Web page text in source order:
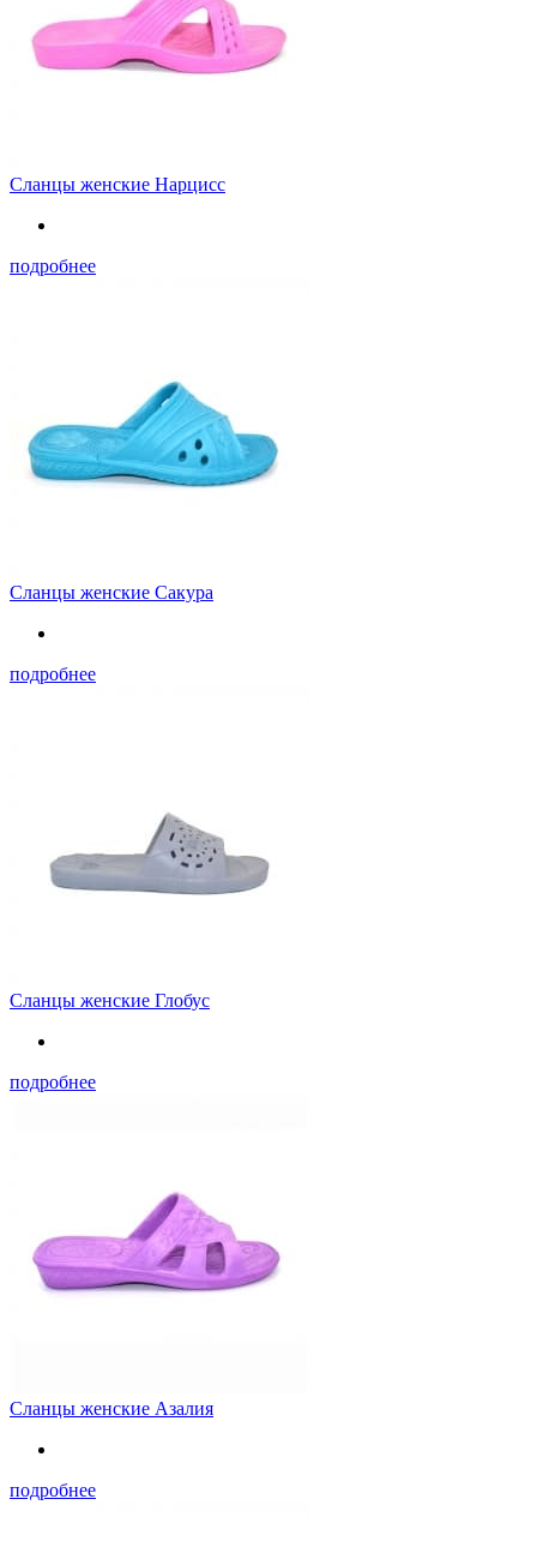
Сланцы женские Нарцисс
подробнее
Сланцы женские Сакура
подробнее
Сланцы женские Глобус
подробнее
Сланцы женские Азалия
подробнее